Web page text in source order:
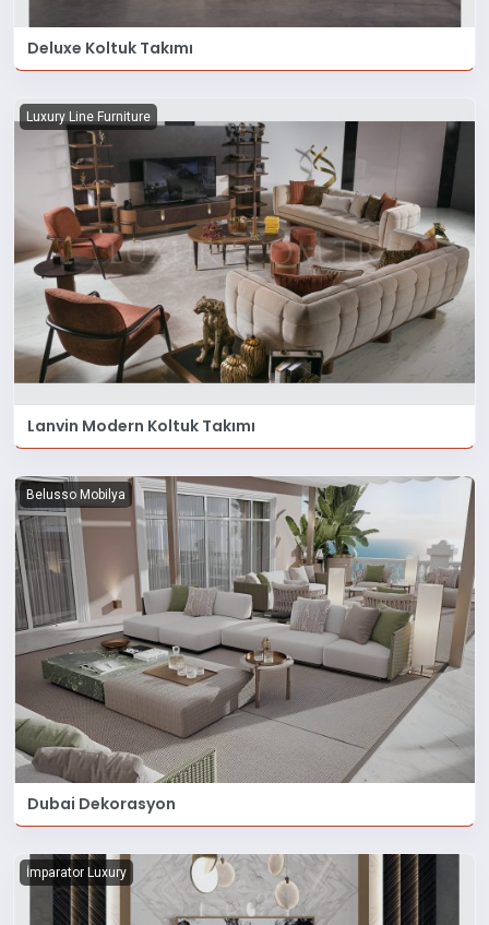
Deluxe Koltuk Takımı
Luxury Line Furniture
Lanvin Modern Koltuk Takımı
Belusso Mobilya
Dubai Dekorasyon
İmparator Luxury